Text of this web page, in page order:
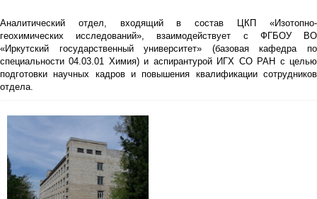
Аналитический отдел, входящий в состав ЦКП «Изотопно-
геохимических исследований», взаимодействует с ФГБОУ ВО
«Иркутский государственный университет» (базовая кафедра по
специальности 04.03.01 Химия) и аспирантурой ИГХ СО РАН с целью
подготовки научных кадров и повышения квалификации сотрудников
отдела.